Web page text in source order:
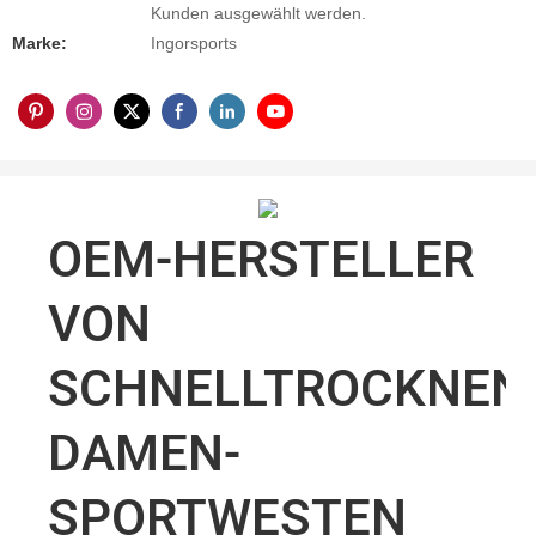
Kunden ausgewählt werden.
Marke:
Ingorsports
OEM-HERSTELLER
VON
DAMEN-
SPORTWESTEN